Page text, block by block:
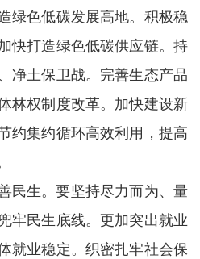
绿色低碳发展高地。积极稳
快打造绿色低碳供应链。持
净土保卫战。完善生态产品
林权制度改革。加快建设新
约集约循环高效利用，提高
民生。要坚持尽力而为、量
牢民生底线。更加突出就业
就业稳定。织密扎牢社会保